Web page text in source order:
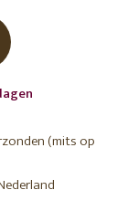
(mits op